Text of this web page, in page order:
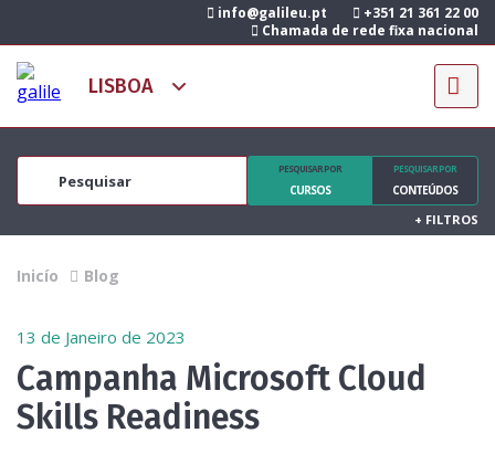
info@galileu.pt
+351 21 361 22 00
Chamada de rede fixa nacional
PESQUISAR POR
CURSOS
PESQUISAR POR
CONTEÚDOS
+ FILTROS
Inicío Blog
13 de Janeiro de 2023
Campanha Microsoft Cloud
Skills Readiness